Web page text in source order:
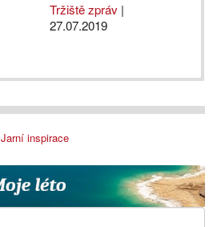
Tržiště zpráv |
27.07.2019
Jarní inspirace